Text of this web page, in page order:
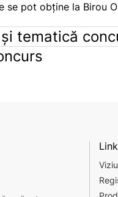
se pot obține la Birou
tematică